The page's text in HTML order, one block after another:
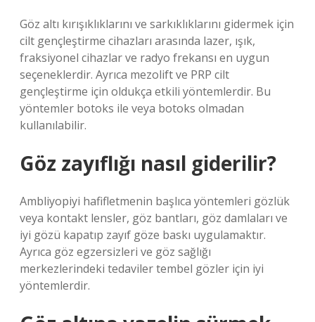
Göz altı kırışıklıklarını ve sarkıklıklarını gidermek için
cilt gençleştirme cihazları arasında lazer, ışık,
fraksiyonel cihazlar ve radyo frekansı en uygun
seçeneklerdir. Ayrıca mezolift ve PRP cilt
gençleştirme için oldukça etkili yöntemlerdir. Bu
yöntemler botoks ile veya botoks olmadan
kullanılabilir.
Göz zayıflığı nasıl giderilir?
Ambliyopiyi hafifletmenin başlıca yöntemleri gözlük
veya kontakt lensler, göz bantları, göz damlaları ve
iyi gözü kapatıp zayıf göze baskı uygulamaktır.
Ayrıca göz egzersizleri ve göz sağlığı
merkezlerindeki tedaviler tembel gözler için iyi
yöntemlerdir.